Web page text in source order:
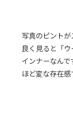
写真のピント
良く見ると「
インナーなん
ほど変な存在感